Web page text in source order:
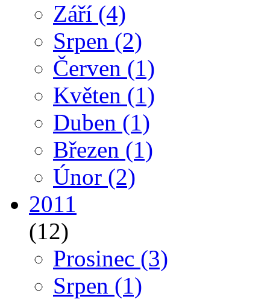
Září (4)
Srpen (2)
Červen (1)
Květen (1)
Duben (1)
Březen (1)
Únor (2)
2011
(12)
Prosinec (3)
Srpen (1)